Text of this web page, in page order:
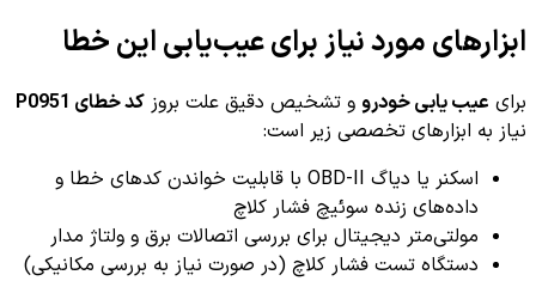
ابزارهای مورد نیاز برای عیب‌یابی این خطا
برای عیب یابی خودرو و تشخیص دقیق علت بروز کد خطای P0951
نیاز به ابزارهای تخصصی زیر است:
اسکنر یا دیاگ OBD-II با قابلیت خواندن کدهای خطا و
داده‌های زنده سوئیچ فشار کلاچ
مولتی‌متر دیجیتال برای بررسی اتصالات برق و ولتاژ مدار
دستگاه تست فشار کلاچ (در صورت نیاز به بررسی مکانیکی)